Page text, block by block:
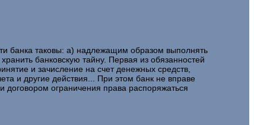
банка таковы: а) надлежащим образом выполнять
банковскую тайну. Первая из обязанностей
и зачисление на счет денежных средств,
и другие действия... При этом банк не вправе
договором ограничения права распоряжаться